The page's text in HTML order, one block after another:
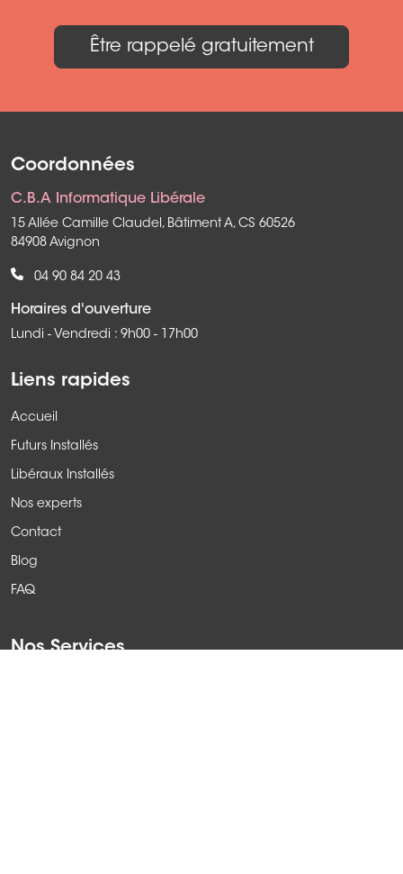
Être rappelé gratuitement
Coordonnées
C.B.A Informatique Libérale
15 Allée Camille Claudel, Bâtiment A, CS 60526
84908 Avignon
04 90 84 20 43
Horaires d'ouverture
Lundi - Vendredi : 9h00 - 17h00
Liens rapides
Accueil
Futurs Installés
Libéraux Installés
Nos experts
Contact
Blog
FAQ
Nos Services